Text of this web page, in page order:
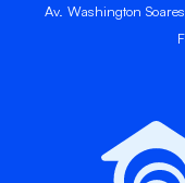
Av. Washington